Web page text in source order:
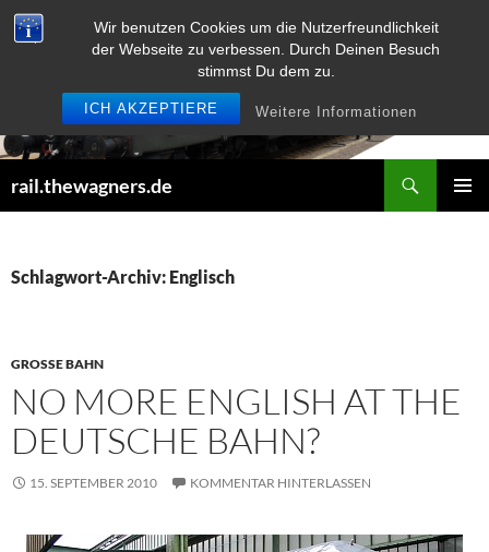
Wir benutzen Cookies um die Nutzerfreundlichkeit
der Webseite zu verbessen. Durch Deinen Besuch
stimmst Du dem zu.
ICH AKZEPTIERE Weitere Informationen
Zum
Inhalt
rail.thewagners.de
Schlagwort-Archiv: Englisch
GROSSE BAHN
NO MORE ENGLISH AT THE
DEUTSCHE BAHN?
15. SEPTEMBER 2010 KOMMENTAR HINTERLASSEN